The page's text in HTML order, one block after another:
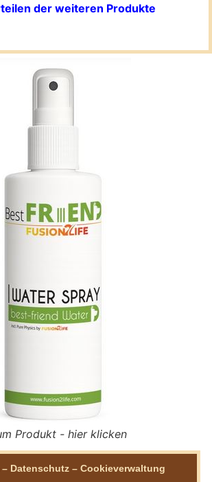
der weiteren Produkte
Produkt - hier klicken
– Datenschutz –Cookieverwaltung